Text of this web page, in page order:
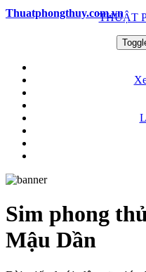
THUẬT
Thuatphongthuy.com.vn
Sim phong
Mậu Dần